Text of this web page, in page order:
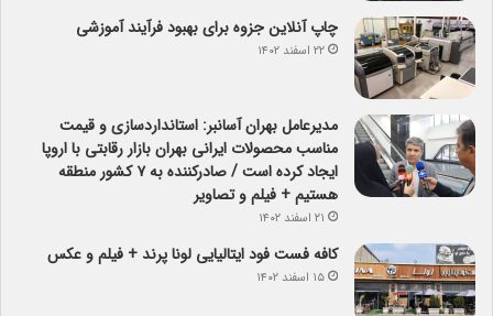
چاپ آنلاین جزوه برای بهبود فرآیند آموزشی
۲۲ اسفند ۱۴۰۲
مدیرعامل بهران آسانبر: استانداردسازی و قیمت
مناسب محصولات ایرانی بهران بازار رقابتی با اروپا
ایجاد کرده است / صادرکننده به ۷ کشور منطقه
هستیم + فیلم و تصاویر
۲۱ اسفند ۱۴۰۲
کافه فست فود ایتالیایی لونا پرند + فیلم و عکس
۱۵ اسفند ۱۴۰۲